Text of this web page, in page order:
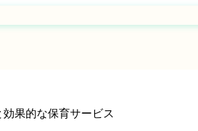
果的な保育サービス